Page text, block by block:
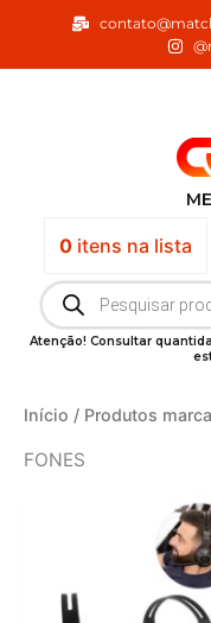
o
0itens na lista
Pesquisar
produtos
Atenção! Consultar
Início / Produtos
FONES